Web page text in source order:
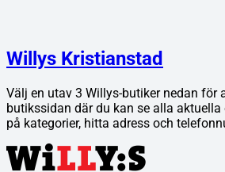
Willys Kristianstad
Välj en utav 3 Willys-butiker nedan för
butikssidan där du kan se alla aktuella
på kategorier, hitta adress och